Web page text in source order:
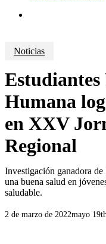
Noticias
Humana
en XXV
Regional
Investigación ganadora
una buena salud en
saludable.
2 de marzo de 2022mayo